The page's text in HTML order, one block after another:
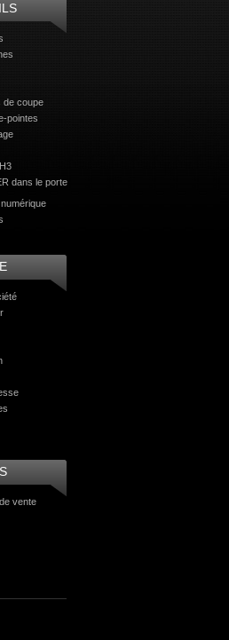
de coupe
pointes
dans le porte
vente